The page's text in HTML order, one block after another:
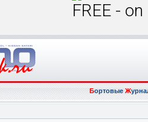
FREE -
БортовыеЖ